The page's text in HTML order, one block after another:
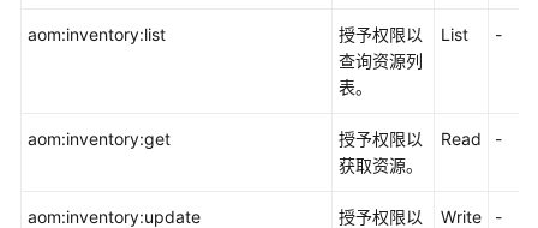
（SLA）
皮
aom:inventory:list
授予权限以
查询资源列
表。
List -
aom:inventory:get
授予权限以
获取资源。
Read -
aom:inventory:update
授予权限以
Write -